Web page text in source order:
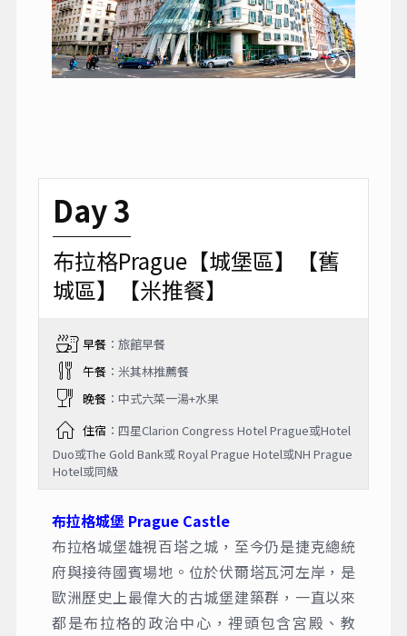
Day 3
布拉格Prague【城堡區】【舊
城區】【米推餐】
早餐：旅館早餐
午餐：米其林推薦餐
晚餐：中式六菜一湯+水果
住宿 ：四星Clarion Congress Hotel Prague或Hotel
Duo或The Gold Bank或 Royal Prague Hotel或NH Prague
Hotel或同級
布拉格城堡 Prague Castle
布拉格城堡雄視百塔之城，至今仍是捷克總統
府與接待國賓場地。位於伏爾塔瓦河左岸，是
歐洲歷史上最偉大的古城堡建築群，一直以來
都是布拉格的政治中心，裡頭包含宮殿、教